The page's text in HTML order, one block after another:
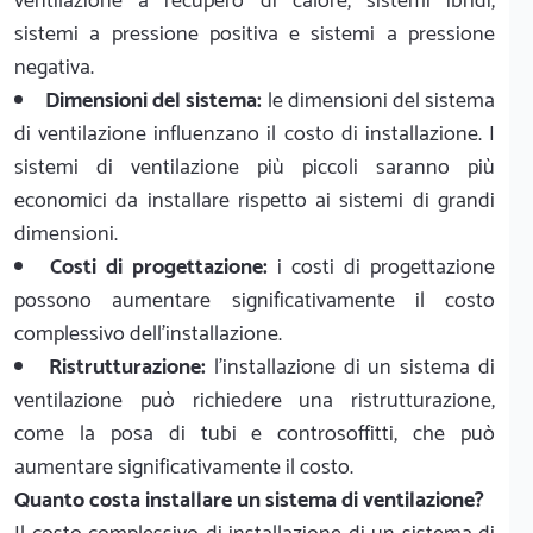
sistemi a pressione positiva e sistemi a pressione
negativa.
Dimensioni del sistema: le dimensioni del sistema
di ventilazione influenzano il costo di installazione. I
sistemi di ventilazione più piccoli saranno più
economici da installare rispetto ai sistemi di grandi
dimensioni.
Costi di progettazione: i costi di progettazione
possono aumentare significativamente il costo
complessivo dell'installazione.
Ristrutturazione:l'installazione di un sistema di
ventilazione può richiedere una ristrutturazione,
come la posa di tubi e controsoffitti, che può
aumentare significativamente il costo.
Quanto costa installare un sistema di ventilazione?